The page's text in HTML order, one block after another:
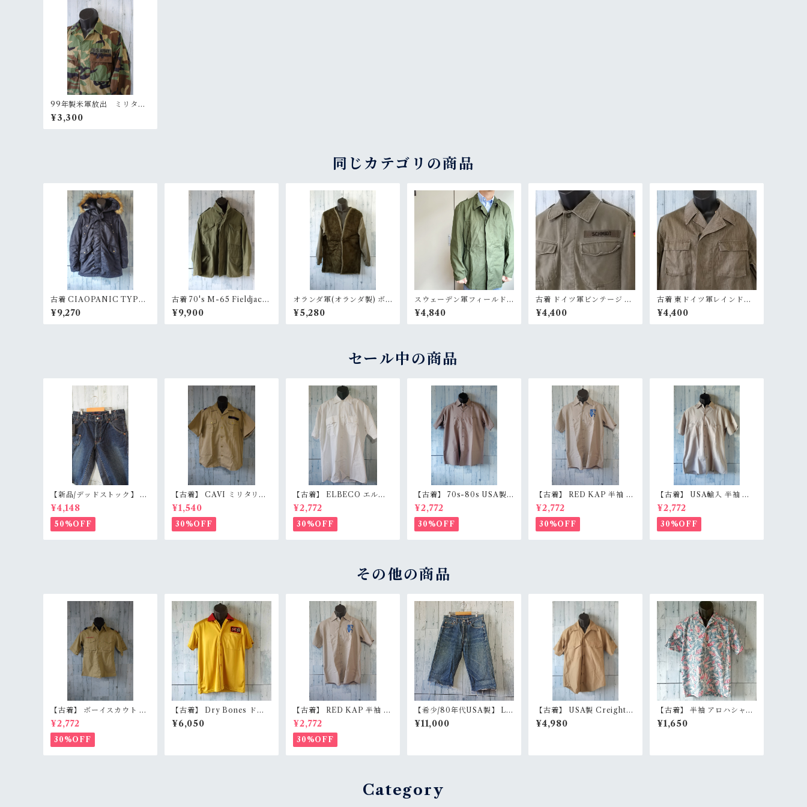
99年製米軍放出 ミリタリ
ーBDUジャケット（SMAL
L-REGULAR) RankB
¥3,300
同じカテゴリの商品
古着 CIAOPANIC TYPY
N-3B 中綿ジャケット サイ
ズS RankB
¥9,270
古着 70's M-65 Fieldjacke
t 3RD M-S RankC
¥9,900
オランダ軍(オランダ製) ボ
アライニングコート デッド
ストック RankA
¥5,280
スウェーデン軍フィールド
ジャケット M59【DEAD
STOCK】RankA
¥4,840
古着 ドイツ軍ビンテージ ワ
ッペン付 モルスキンジャケ
ット RankB
¥4,400
古着 東ドイツ軍レインドロ
ップカモジャケット M52 R
ankB
¥4,400
セール中の商品
【新品/デッドストック】 B
LUE WAY ブルーウェイ 日
本製 デニムショートパンツ
S/M/L（M1431-50） 膝下
丈 職人加工 アメカジ RankS
¥4,148
50%OFF
【古着】 CAVI ミリタリー
風 半袖シャツ XL（身幅63c
m） ベージュ 金ボタン 80s
ロック エポレット オーバー
サイズ RankB
¥1,540
30%OFF
【古着】 ELBECO エルベ
コ 半袖 ワークシャツ L（身
幅63.5cm） ホワイト 白 ビ
ッグシルエット オーバーサ
イズ RankB
¥2,772
30%OFF
【古着】 70s-80s USA製
RED KAP 半袖 ワークシャ
ツ L（身幅62cm） チャコ
ール レッドキャップ ヴィン
テージ RankC
¥2,772
30%OFF
【古着】 RED KAP 半袖 ワ
ークシャツ M〜L相当（身
幅55cm） 刺しゅう入り 企
業ロゴ レッドキャップ アジ
感有 RankC
¥2,772
30%OFF
【古着】 USA輸入 半袖 ワ
ークシャツ L（身幅59.5c
m） ベージュグレー スナッ
プボタン 薄手 アメカジ Ran
kB
¥2,772
30%OFF
その他の商品
【古着】 ボーイスカウト シ
ャツ 半袖 ユースM（レディ
ースXS〜S相当） ベージュ
BSA BoyScouts 定番色 Ra
nkB
¥2,772
30%OFF
【古着】 Dry Bones ドラ
イボーンズ ボーリングシャ
ツ 36（メンズS/レディース
kB
¥6,050
【古着】 RED KAP 半袖 ワ
ークシャツ M〜L相当（身
幅55cm） 刺しゅう入り 企
業ロゴ レッドキャップ アジ
感有 RankC
¥2,772
30%OFF
【希少/80年代USA製】 Le
vi's 501 カットオフ デニム
ハーフパンツ W29（ウエス
RankB
¥11,000
【古着】 USA製 Creighto
n クレイトン 半袖 ミリタリ
ーシャツ M ウール混 オープ
¥4,980
【古着】 半袖 アロハシャツ
S USA製 ボタニカル柄 総柄
オープンカラー シワになり
¥1,650
Category